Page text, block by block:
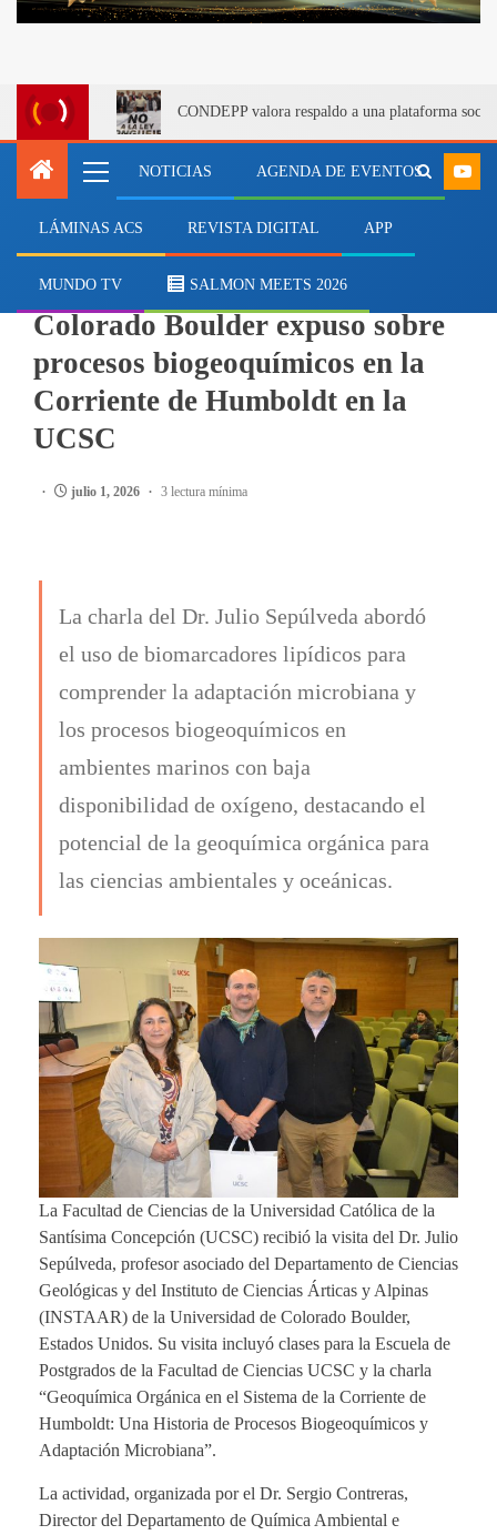
CONDEPP valora respaldo a una plataforma
NOTICIAS AGENDA DE EVENTOS
LÁMINAS ACS REVISTA DIGITAL APP
MUNDO TV SALMON MEETS 2026
Académico de la Universidad de
Colorado Boulder expuso sobre
procesos biogeoquímicos en la
Corriente de Humboldt en la
UCSC
julio 1, 2026 3 lectura mínima
La charla del Dr. Julio Sepúlveda abordó
el uso de biomarcadores lipídicos para
comprender la adaptación microbiana y
los procesos biogeoquímicos en
ambientes marinos con baja
disponibilidad de oxígeno, destacando el
potencial de la geoquímica orgánica para
las ciencias ambientales y oceánicas.
La Facultad de Ciencias de la Universidad Católica de la
Santísima Concepción (UCSC) recibió la visita del Dr. Julio
Sepúlveda, profesor asociado del Departamento de Ciencias
Geológicas y del Instituto de Ciencias Árticas y Alpinas
(INSTAAR) de la Universidad de Colorado Boulder,
Estados Unidos. Su visita incluyó clases para la Escuela de
Postgrados de la Facultad de Ciencias UCSC y la charla
“Geoquímica Orgánica en el Sistema de la Corriente de
Humboldt: Una Historia de Procesos Biogeoquímicos y
Adaptación Microbiana”.
La actividad, organizada por el Dr. Sergio Contreras,
Director del Departamento de Química Ambiental e